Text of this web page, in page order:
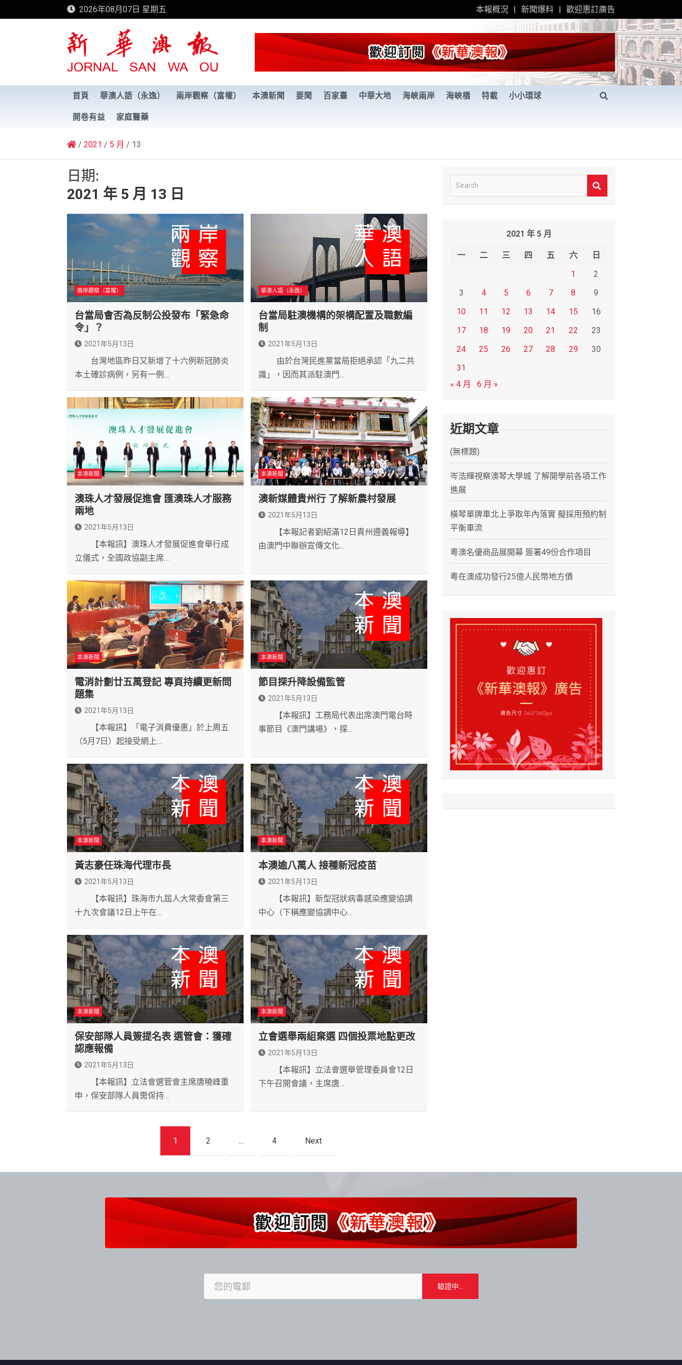
to
2026年08月07日 星期五 本報概況 新聞爆料 歡迎惠訂廣告
新華澳報
首頁 華澳人語（永逸） 兩岸觀察（富權） 本澳新聞 要聞 百家臺 中華大地 海峽兩岸 海峽橋 特載 小小環球
開卷有益 家庭醫藥
2021 5 月 13
日期:
2021 年 5 月 13 日
兩岸觀察（富權）
台當局會否為反制公投發布「緊急命
令」？
2021年5月13日
台灣地區昨日又新增了十六例新冠肺炎
本土確診病例，另有一例…
華澳人語（永逸）
台當局駐澳機構的架構配置及職數編
制
2021年5月13日
由於台灣民進黨當局拒絕承認「九二共
識」，因而其派駐澳門…
本澳新聞
澳珠人才發展促進會 匯澳珠人才服務
兩地
2021年5月13日
【本報訊】澳珠人才發展促進會舉行成
立儀式，全國政協副主席…
本澳新聞
澳新媒體貴州行 了解新農村發展
2021年5月13日
【本報記者劉紹滿12日貴州遵義報導】
由澳門中聯辦宣傳文化…
本澳新聞
電消計劃廿五萬登記 專頁持續更新問
題集
2021年5月13日
【本報訊】「電子消費優惠」於上周五
（5月7日）起接受網上…
本澳新聞
節目探升降設備監管
2021年5月13日
【本報訊】工務局代表出席澳門電台時
事節目《澳門講場》，探…
本澳新聞
黃志豪任珠海代理市長
2021年5月13日
【本報訊】珠海市九屆人大常委會第三
十九次會議12日上午在…
本澳新聞
本澳逾八萬人 接種新冠疫苗
2021年5月13日
【本報訊】新型冠狀病毒感染應變協調
中心（下稱應變協調中心…
本澳新聞
保安部隊人員簽提名表 選管會：獲確
認應報備
2021年5月13日
【本報訊】立法會選管會主席唐曉峰重
申，保安部隊人員需保持…
本澳新聞
立會選舉兩組棄選 四個投票地點更改
2021年5月13日
【本報訊】立法會選舉管理委員會12日
下午召開會議，主席唐…
導
1 2 ... 4 Next
e
2021 年 5 月
一 二 三 四 五 六
日
1
2
3
4 5 6 7 8
9
10
11 12 13 14 15
16
17
18 19 20 21 22
23
24
25 26 27 28 29
30
31
« 4 月
6 月 »
近期文章
(無標題)
岑浩輝視察澳琴大學城 了解開學前各項工作
進展
橫琴單牌車北上爭取年內落實 擬採用預約制
平衡車流
粵澳名優商品展開幕 簽署49份合作項目
粵在澳成功發行25億人民幣地方債